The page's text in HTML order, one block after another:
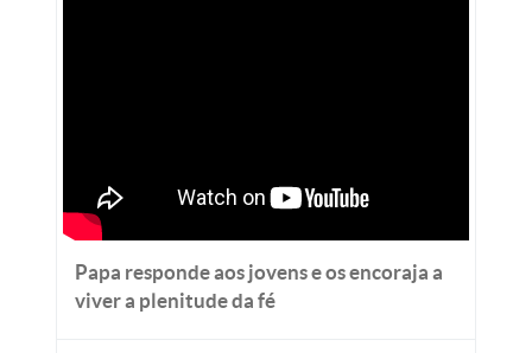
Papa responde aos jovens e os encoraja a
viver a plenitude da fé